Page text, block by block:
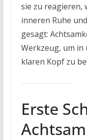
sie zu reagieren,
inneren Ruhe
gesagt:
Werkzeug, um in
klaren Kopf zu
Erste